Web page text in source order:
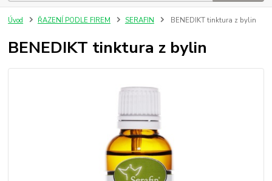
Úvod ŘAZENÍ PODLE FIREM SERAFIN BENEDIKT tinktura z bylin
BENEDIKT tinktura z bylin